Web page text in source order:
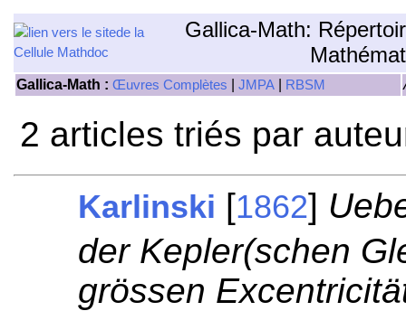
Gallica-Math:
Gallica-Math : Œuvres Complètes JMPA RBSM
2 articles triés par
Karlinski [1862]
der Kepler(schen
grössen